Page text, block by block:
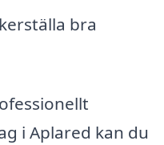
bra
i Aplared kan du